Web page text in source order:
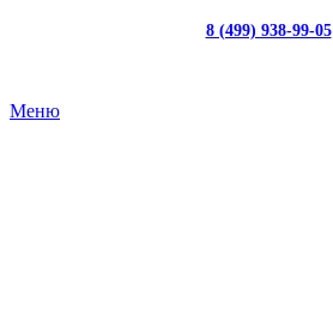
8 (499) 938-99-05
Меню